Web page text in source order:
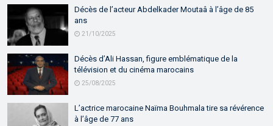
Décès de l’acteur Abdelkader Moutaâ à l’âge de 85
ans
21/10/2025
Décès d’Ali Hassan, figure emblématique de la
télévision et du cinéma marocains
25/08/2025
L’actrice marocaine Naïma Bouhmala tire sa révérence
à l’âge de 77 ans